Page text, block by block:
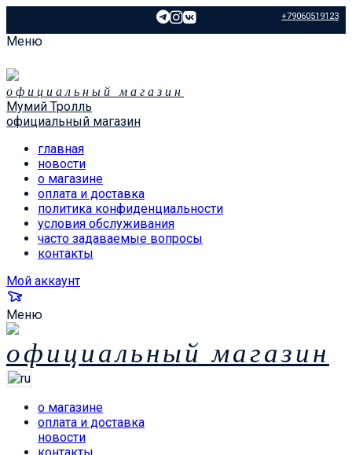
+79060519123
Меню
официальный магазин
Мумий Тролль
официальный магазин
главная
новости
о магазине
оплата и доставка
политика конфиденциальности
условия обслуживания
часто задаваемые вопросы
контакты
Мой аккаунт
Меню
официальный магазин
о магазине
оплата и доставка
новости